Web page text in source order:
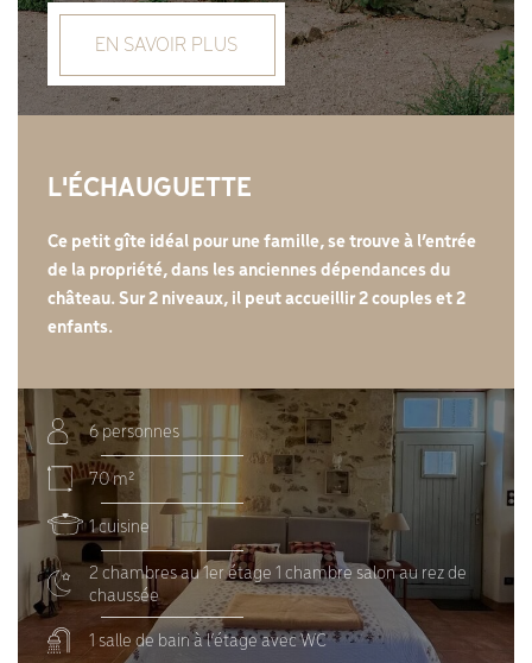
EN SAVOIR PLUS
L'ÉCHAUGUETTE
Ce petit gîte idéal pour une famille, se trouve à l’entrée
de la propriété, dans les anciennes dépendances du
château. Sur 2 niveaux, il peut accueillir 2 couples et 2
enfants.
6 personnes
70 m²
1 cuisine
2 chambres au 1er étage 1 chambre salon au rez de
chaussée
1 salle de bain à l’étage avec WC